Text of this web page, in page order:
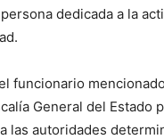
dedicada a la
funcionario
General del Estado
las autoridades